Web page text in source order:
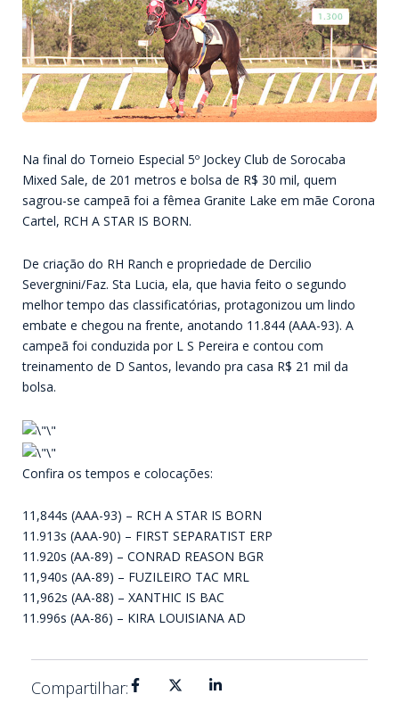
Na final do Torneio Especial 5º Jockey Club de Sorocaba
Mixed Sale, de 201 metros e bolsa de R$ 30 mil, quem
sagrou-se campeã foi a fêmea Granite Lake em mãe Corona
Cartel, RCH A STAR IS BORN.
De criação do RH Ranch e propriedade de Dercilio
Severgnini/Faz. Sta Lucia, ela, que havia feito o segundo
melhor tempo das classificatórias, protagonizou um lindo
embate e chegou na frente, anotando 11.844 (AAA-93). A
campeã foi conduzida por L S Pereira e contou com
treinamento de D Santos, levando pra casa R$ 21 mil da
bolsa.
Confira os tempos e colocações:
11,844s (AAA-93) – RCH A STAR IS BORN
11.913s (AAA-90) – FIRST SEPARATIST ERP
11.920s (AA-89) – CONRAD REASON BGR
11,940s (AA-89) – FUZILEIRO TAC MRL
11,962s (AA-88) – XANTHIC IS BAC
11.996s (AA-86) – KIRA LOUISIANA AD
Compartilhar: